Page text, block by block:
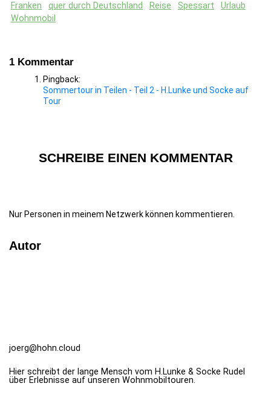
Franken quer durch Deutschland Reise Spessart
Urlaub
Wohnmobil
1 Kommentar
Pingback:
Sommertour in Teilen - Teil 2 - H.Lunke und Socke auf
Tour
SCHREIBE EINEN KOMMENTAR
Nur Personen in meinem Netzwerk können kommentieren.
Autor
joerg@hohn.cloud
Hier schreibt der lange Mensch vom H.Lunke & Socke Rudel
über Erlebnisse auf unseren Wohnmobiltouren.